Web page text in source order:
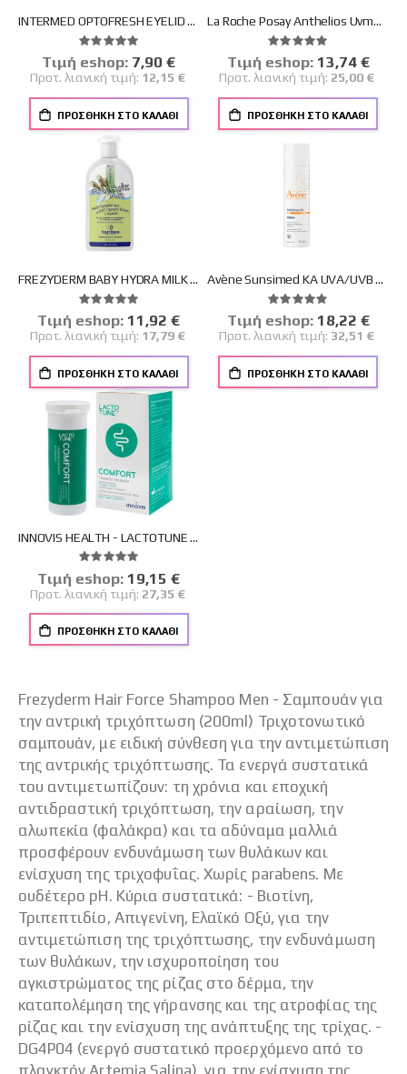
INTERMED OPTOFRESH EYELID CLEANSER FLX50ML
Βαθμολογία:
100%
Tιμή eshop: Ειδική
Τιμή
7,90 €
Προτ. λιανική τιμή: 12,15 €
ΠΡΟΣΘΉΚΗ ΣΤΟ ΚΑΛΆΘΙ
La Roche Posay Anthelios Uvmune 400 Invisible Fluid SPF50+ Αντηλιακό Γαλάκτωμα Προσώπου Λεπτόρρευστης Υφής Χωρίς Άρωμα 50ml
Βαθμολογία:
100%
Tιμή eshop: Ειδική
Τιμή
13,74 €
Προτ. λιανική τιμή: 25,00 €
ΠΡΟΣΘΉΚΗ ΣΤΟ ΚΑΛΆΘΙ
FREZYDERM BABY HYDRA MILK 200ml
Βαθμολογία:
100%
Tιμή eshop: Ειδική
Τιμή
11,92 €
Προτ. λιανική τιμή: 17,79 €
ΠΡΟΣΘΉΚΗ ΣΤΟ ΚΑΛΆΘΙ
Avène Sunsimed KA UVA/UVB Blue Light 80ml
Βαθμολογία:
100%
Tιμή eshop: Ειδική
Τιμή
18,22 €
Προτ. λιανική τιμή: 32,51 €
ΠΡΟΣΘΉΚΗ ΣΤΟ ΚΑΛΆΘΙ
INNOVIS HEALTH - LACTOTUNE COMFORT - ΣΥΜΠΛΗΡΩΜΑ ΔΙΑΤΡΟΦΗΣ ΠΡΟΒΙΟΤΙΚΩΝ ΠΡΕΒΙΟΤΙΚΩΝ ΓΙΑ ΤΗΝ ΥΓΕΙΑ ΤΟΥ ΠΕΠΤΙΚΟΥ - 30 ΚΑΨΟΥΛΕΣ
Βαθμολογία:
100%
Tιμή eshop: Ειδική
Τιμή
19,15 €
Προτ. λιανική τιμή: 27,35 €
ΠΡΟΣΘΉΚΗ ΣΤΟ ΚΑΛΆΘΙ
Frezyderm Hair Force Shampoo Men - Σαμπουάν για
την αντρική τριχόπτωση (200ml) Τριχοτονωτικό
σαμπουάν, με ειδική σύνθεση για την αντιμετώπιση
της αντρικής τριχόπτωσης. Τα ενεργά συστατικά
του αντιμετωπίζουν: τη χρόνια και εποχική
αντιδραστική τριχόπτωση, την αραίωση, την
αλωπεκία (φαλάκρα) και τα αδύναμα μαλλιά
προσφέρουν ενδυνάμωση των θυλάκων και
ενίσχυση της τριχοφυΐας. Χωρίς parabens. Με
ουδέτερο pH. Κύρια συστατικά: - Βιοτίνη,
Τριπεπτιδίο, Απιγενίνη, Ελαϊκό Οξύ, για την
αντιμετώπιση της τριχόπτωσης, την ενδυνάμωση
των θυλάκων, την ισχυροποίηση του
αγκιστρώματος της ρίζας στο δέρμα, την
καταπολέμηση της γήρανσης και της ατροφίας της
ρίζας και την ενίσχυση της ανάπτυξης της τρίχας. -
DG4P04 (ενεργό συστατικό προερχόμενο από το
πλαγκτόν Artemia Salina), για την ενίσχυση της